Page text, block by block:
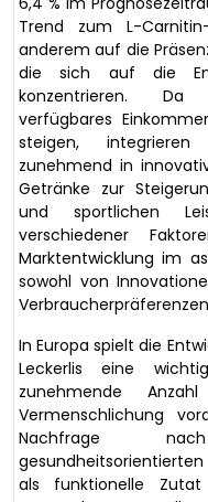
Trend zum L-
anderem auf die
die sich auf die
konzentrieren. Da
verfügbares
steigen,
zunehmend in
Getränke zur
und sportlichen
verschiedener
Marktentwicklung im
sowohl von
In Europa spielt die
Leckerlis eine
zunehmende
Vermenschlichung
Nachfrage
als funktionelle